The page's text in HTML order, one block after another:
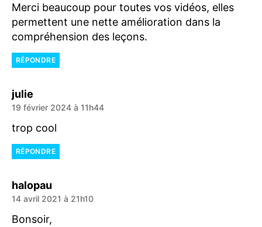
Merci beaucoup pour toutes vos vidéos, elles
permettent une nette amélioration dans la
compréhension des leçons.
RÉPONDRE
julie
19 février 2024 à 11h44
trop cool
RÉPONDRE
halopau
14 avril 2021 à 21h10
Bonsoir,